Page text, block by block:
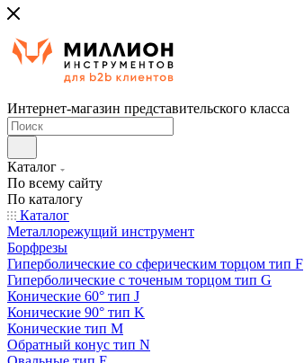
Интернет-магазин представительского класса
Каталог
По всему сайту
По каталогу
Каталог
Металлорежущий инструмент
Борфрезы
Гиперболические cо сферическим торцом тип F
Гиперболические с точеным торцом тип G
Конические 60° тип J
Конические 90° тип K
Конические тип M
Обратный конус тип N